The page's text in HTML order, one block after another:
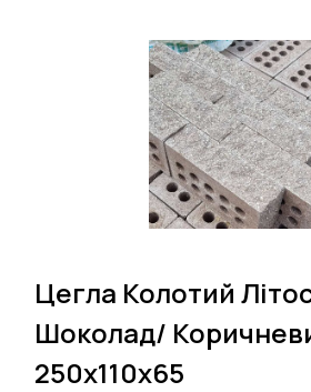
Цегла Колотий
Шоколад/
250х110х65